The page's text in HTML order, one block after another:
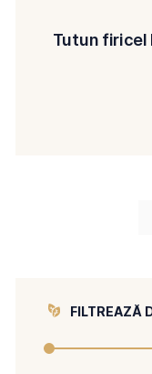
Tutun firicel
FILTREAZĂ